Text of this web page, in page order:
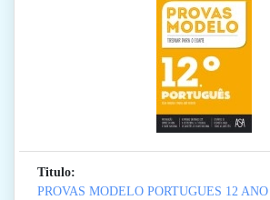
Titulo:
PROVAS MODELO PORTUGUES 12 ANO